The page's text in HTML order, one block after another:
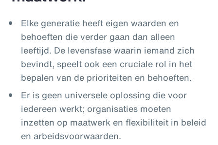
Elke generatie heeft eigen waarden en
behoeften die verder gaan dan alleen
leeftijd. De levensfase waarin iemand zich
bevindt, speelt ook een cruciale rol in het
bepalen van de prioriteiten en behoeften.
Er is geen universele oplossing die voor
iedereen werkt; organisaties moeten
inzetten op maatwerk en flexibiliteit in beleid
en arbeidsvoorwaarden.